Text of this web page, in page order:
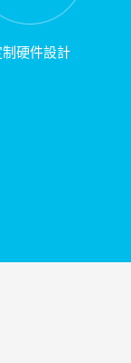
制硬件設計